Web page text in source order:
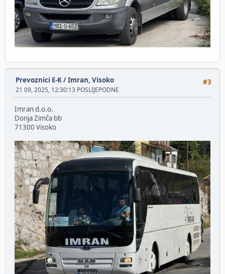
#3
Prevoznici E-K/Imran, Visoko
21 09, 2025, 12:30:13 POSLIJEPODNE
Imran d.o.o.
Donja Zimča bb
71300 Visoko